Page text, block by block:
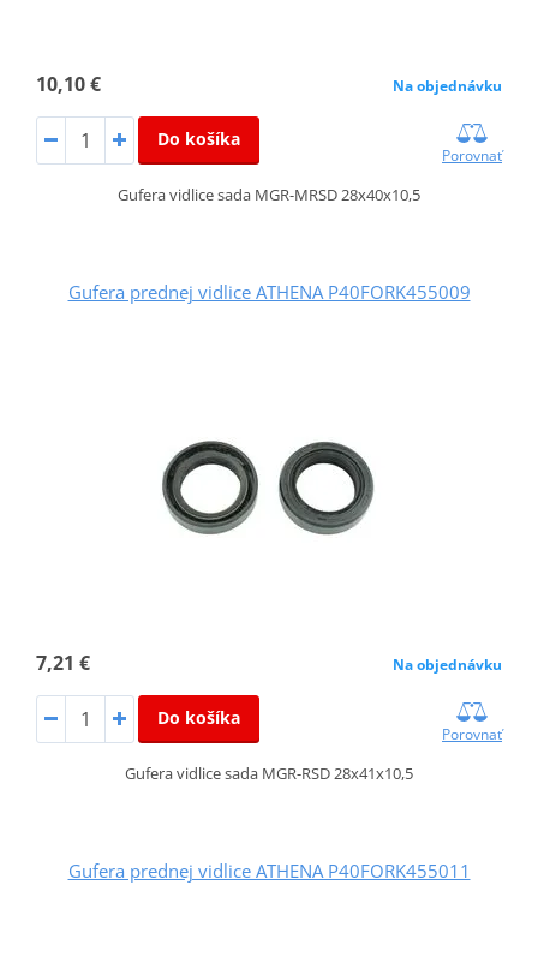
10,10 € Na objednávku
Do košíka
Porovnať
Gufera vidlice sada MGR-MRSD 28x40x10,5
Gufera prednej vidlice ATHENA P40FORK455009
7,21 € Na objednávku
Do košíka
Porovnať
Gufera vidlice sada MGR-RSD 28x41x10,5
Gufera prednej vidlice ATHENA P40FORK455011